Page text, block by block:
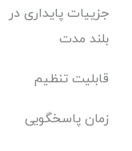
جزییات پایداری در
بلند مدت
قابلیت تنظیم
زمان پاسخگویی